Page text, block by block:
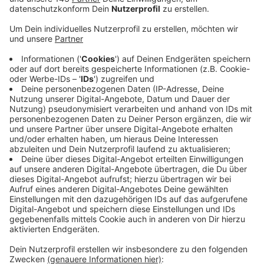
Der Rat der Stadt hat beschlossen, ein Kinder- und
Jugendparlament einzurichten. Das Parlament wird aus
16 Kindern und Jugendlichen zwischen 11 und 18
Jahren bestehen. Sie sollen ihre Belange und Anliegen
einbringen und auch erleben, welche Auswirkungen ihre
Engagement hat.
Kinder und Jugendliche, die Interesse an einer
Mitarbeit haben oder sich einfach einmal informieren
möchten, können sich bereits jetzt bei Corinne
Romahn melden, Tel. 02339/917-241, E-Mail:
romahn@sprockhoevel.de.